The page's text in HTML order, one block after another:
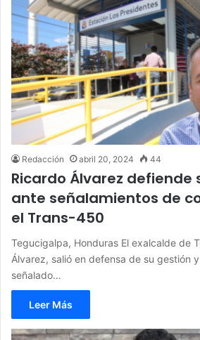
Redacción abril 20, 2024 44
Ricardo Álvarez defiende
ante señalamientos de
el Trans-450
Tegucigalpa, Honduras El exalcalde de
Álvarez, salió en defensa de su gestión
señalado…
Leer Más